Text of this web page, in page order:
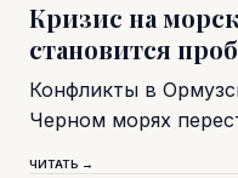
Кризис на
становится
Конфликты в
Черном морях
ЧИТАТЬ →